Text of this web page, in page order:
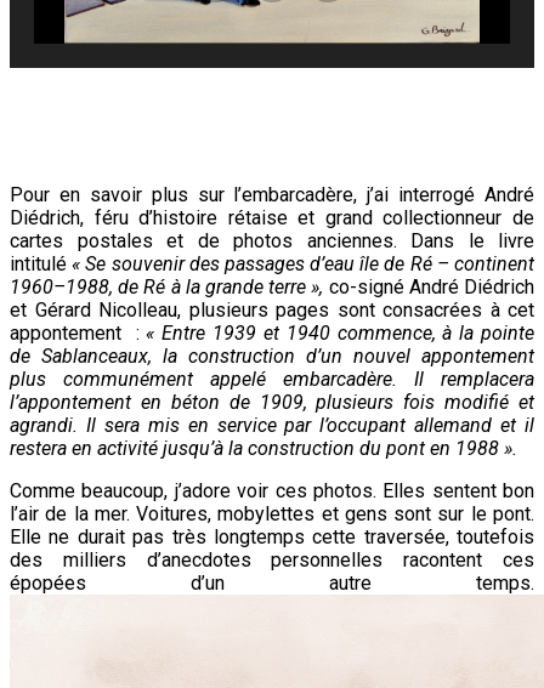
Pour en savoir plus sur l’embarcadère, j’ai interrogé André
Diédrich, féru d’histoire rétaise et grand collectionneur de
cartes postales et de photos anciennes. Dans le livre
intitulé« Se souvenir des passages d’eau île de Ré – continent
1960–1988, de Ré à la grande terre », co-signé André Diédrich
et Gérard Nicolleau, plusieurs pages sont consacrées à cet
appontement :« Entre 1939 et 1940 commence, à la pointe
de Sablanceaux, la construction d’un nouvel appontement
plus communément appelé embarcadère. Il remplacera
l’appontement en béton de 1909, plusieurs fois modifié et
agrandi. Il sera mis en service par l’occupant allemand et il
restera en activité jusqu’à la construction du pont en 1988 ».
Comme beaucoup, j’adore voir ces photos. Elles sentent bon
l’air de la mer. Voitures, mobylettes et gens sont sur le pont.
Elle ne durait pas très longtemps cette traversée, toutefois
des milliers d’anecdotes personnelles racontent ces
épopées d’un autre temps.